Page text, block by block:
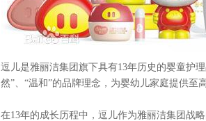
逗儿是雅丽洁集团旗下具有13年历史的婴童护
然”、“温和”的品牌理念，为婴幼儿家庭提供至
在13年的成长历程中，逗儿作为雅丽洁集团战